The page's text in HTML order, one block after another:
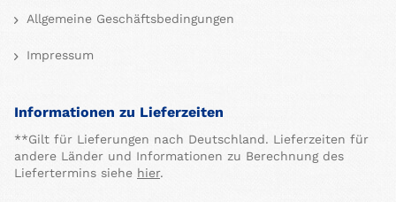
Allgemeine Geschäftsbedingungen
Impressum
Informationen zu Lieferzeiten
**Gilt für Lieferungen nach Deutschland. Lieferzeiten für
andere Länder und Informationen zu Berechnung des
Liefertermins siehe hier.